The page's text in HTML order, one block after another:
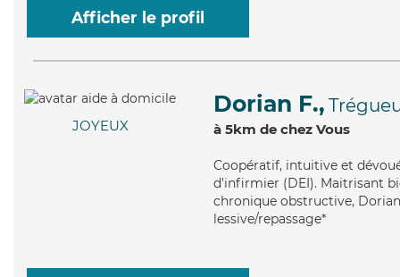
Afficher le profil
JOYEUX
Dorian F.,
à 5km de chez Vous
Coopératif, intuitive et
d'infirmier (DEI). Maitrisant
chronique obstructive,
lessive/repassage*